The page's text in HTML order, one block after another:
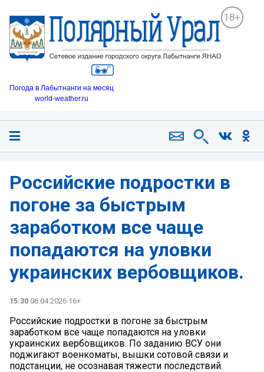
18+
Погода в Лабытнанги на месяц
world-weather.ru
Российские подростки в
погоне за быстрым
заработком все чаще
попадаются на уловки
украинских вербовщиков.
15:30 06.04.2026 16+
Российские подростки в погоне за быстрым
заработком все чаще попадаются на уловки
украинских вербовщиков. По заданию ВСУ они
поджигают военкоматы, вышки сотовой связи и
подстанции, не осознавая тяжести последствий.